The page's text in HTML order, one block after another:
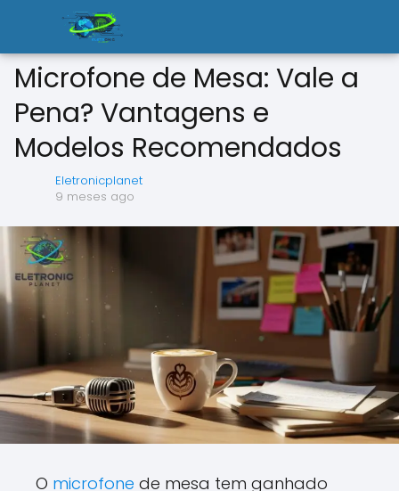
Microfone de Mesa: Vale a
Pena? Vantagens e
Modelos Recomendados
Eletronicplanet
9 meses ago
O microfone de mesa tem ganhado